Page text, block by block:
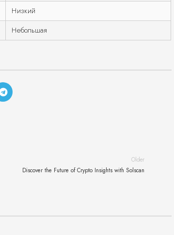
Низкий
Небольшая
Older
Discover the Future of Crypto Insights with Solscan